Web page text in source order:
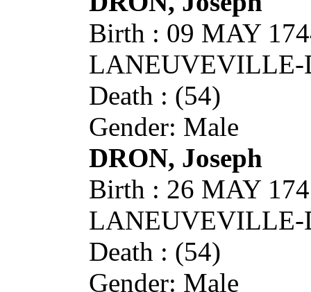
Birth : 09 MAY
LANEUVEVILLE-
Death : (54)
Gender: Male
DRON, Joseph
Birth : 26 MAY
LANEUVEVILLE-
Death : (54)
Gender: Male